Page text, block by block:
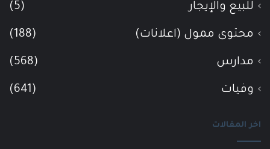
للبيع والإيجار (5)
محتوى ممول (اعلانات) (188)
مدارس (568)
وفيات (641)
اخر المقالات